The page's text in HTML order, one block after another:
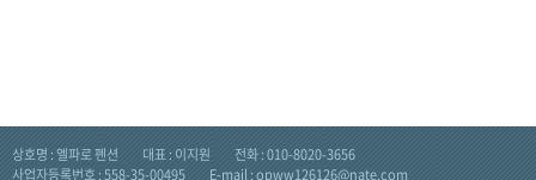
상호명 : 엘파로 펜션 대표 : 이지원
전화 : 010-8020-3656
사업자등록번호 : 558-35-00495
E-mail : opww126126@nate.com